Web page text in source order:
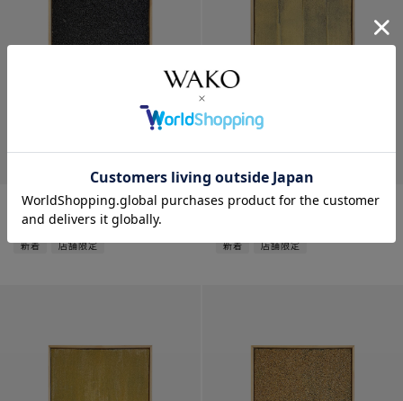
アート
198,000
新着 店舗限定
アート
新着 店舗限定